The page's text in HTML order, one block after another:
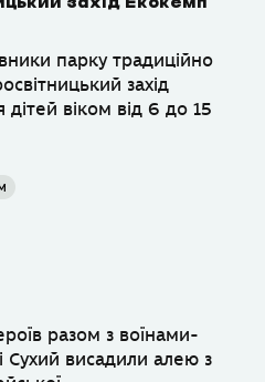
парку традиційно
захід
віком від 6 до 15
разом з воїнами-
Сухий висадили алею з